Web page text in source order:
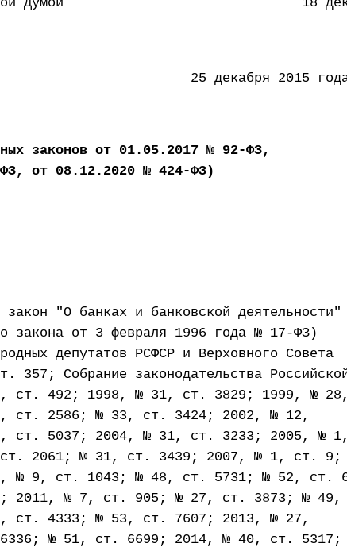
25 декабря 2015
законов от 01.05.2017 № 92-ФЗ,
от 08.12.2020 № 424-ФЗ)
закон "О банках и банковской
закона от 3 февраля 1996 года № 17-ФЗ)
депутатов РСФСР и Верховного Совета
Собрание законодательства
ст. 492; 1998, № 31, ст. 3829; 1999, № 28,
ст. 2586; № 33, ст. 3424; 2002, № 12,
ст. 5037; 2004, № 31, ст. 3233; 2005, № 1,
2061; № 31, ст. 3439; 2007, № 1, ст. 9;
№ 9, ст. 1043; № 48, ст. 5731; № 52, ст.
2011, № 7, ст. 905; № 27, ст. 3873; № 49,
ст. 4333; № 53, ст. 7607; 2013, № 27,
№ 51, ст. 6699; 2014, № 40, ст. 5317;